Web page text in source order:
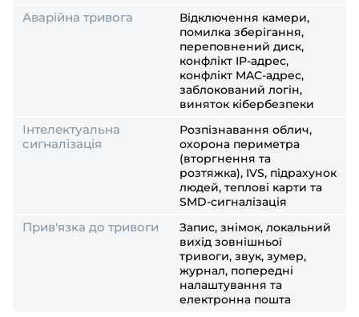
Аварійна тривога
Відключення камери,
помилка зберігання,
переповнений диск,
конфлікт IP-адрес,
конфлікт MAC-адрес,
заблокований логін,
виняток кібербезпеки
Інтелектуальна
сигналізація
Розпізнавання облич,
охорона периметра
(вторгнення та
розтяжка), IVS, підрахунок
людей, теплові карти та
SMD-сигналізація
Прив'язка до тривоги
Запис, знімок, локальний
вихід зовнішньої
тривоги, звук, зумер,
журнал, попередні
налаштування та
електронна пошта